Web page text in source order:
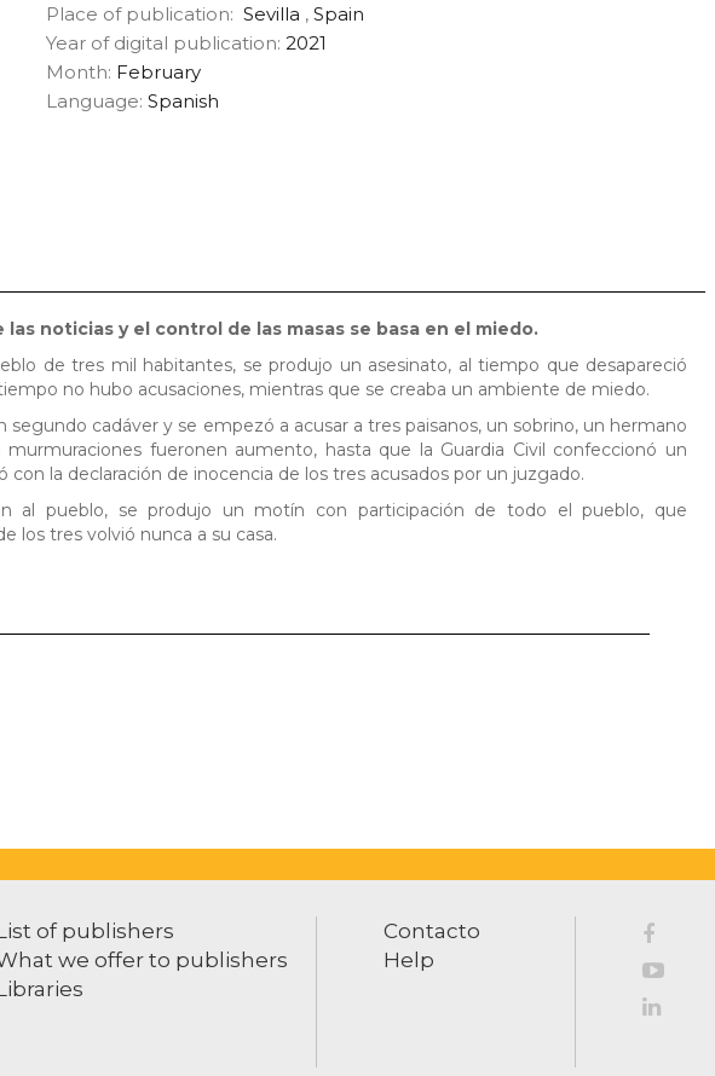
Place of publication: Sevilla , Spain
Year of digital publication: 2021
Month: February
Language: Spanish
las noticias y el control de las masas se basa en el miedo.
de tres mil habitantes, se produjo un asesinato, al tiempo que desapareció
no hubo acusaciones, mientras que se creaba un ambiente de miedo.
segundo cadáver y se empezó a acusar a tres paisanos, un sobrino, un hermano
fueronen aumento, hasta que la Guardia Civil confeccionó un
la declaración de inocencia de los tres acusados por un juzgado.
al pueblo, se produjo un motín con participación de todo el pueblo, que
los tres volvió nunca a su casa.
of publishers
we offer to publishers
Contacto
Help